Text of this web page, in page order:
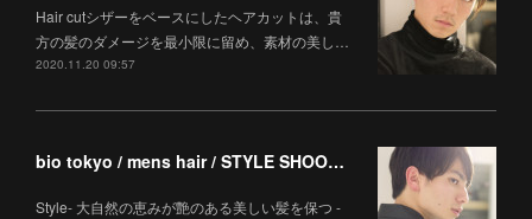
Hair cutシザーをベースにしたヘアカットは、貴
方の髪のダメージを最小限に留め、素材の美し…
2020.11.20 09:57
bio tokyo / mens hair / STYLE SHOOTING
Style- 大自然の恵みが艶のある美しい髪を保つ -